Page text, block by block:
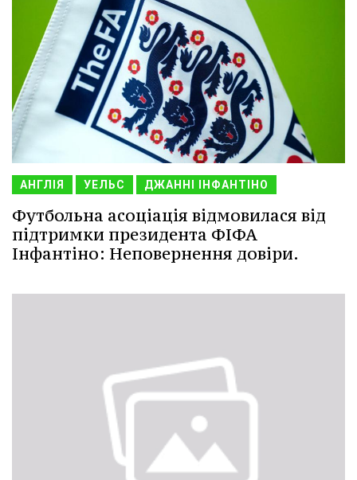
АНГЛІЯ УЕЛЬС ДЖАННІ ІНФАНТІНО
Футбольна асоціація відмовилася від
підтримки президента ФІФА
Інфантіно: Неповернення довіри.